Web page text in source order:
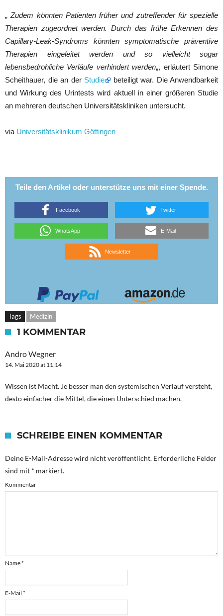
„ Zudem könnten Patienten früher und zutreffender für spezielle
Therapien zugeordnet werden. Durch das frühe Erkennen des
Capillary-Leak-Syndroms könnten symptomatische präventive
Therapien eingeleitet werden und so vielleicht sogar
lebensbedrohliche Verläufe verhindert werden„, erläutert Simone
Scheithauer, die an der Studie
beteiligt war. Die Anwendbarkeit
und Wirkung des Urintests wird aktuell in einer größeren Studie
an mehreren deutschen Universitätskliniken untersucht.
via Universitätsklinikum Göttingen
Teile den Artikel oder unterstütze uns mit einer Spende.
Facebook Twitter
WhatsApp E-Mail
Newsletter
Tags Medizin
1 KOMMENTAR
Andro Wegner
14. Mai 2020 at 11:14
Wissen ist Macht. Je besser man den systemischen Verlauf versteht,
desto einfacher die Mittel, die einen Unterschied machen.
SCHREIBE EINEN KOMMENTAR
Deine E-Mail-Adresse wird nicht veröffentlicht. Erforderliche Felder
sind mit * markiert.
Kommentar
Name*
E-Mail *